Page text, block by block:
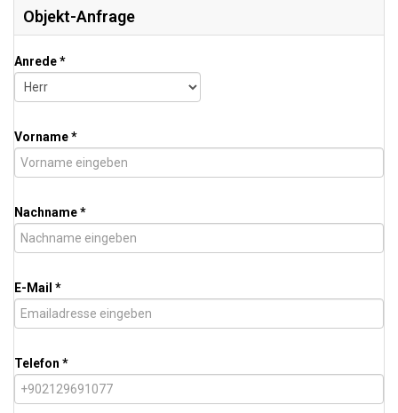
Objekt-Anfrage
Anrede *
Vorname *
Nachname *
E-Mail *
Telefon *